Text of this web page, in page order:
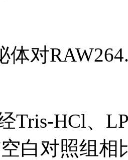
体对
Tris-HCl、
白对照组